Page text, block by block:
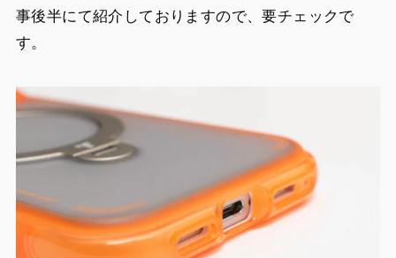
事後半にて紹介しておりますので、要チェックで
す。